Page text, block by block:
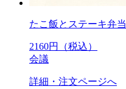
たこ飯とステーキ弁当
2160円（税込）
会議
詳細・注文ページへ